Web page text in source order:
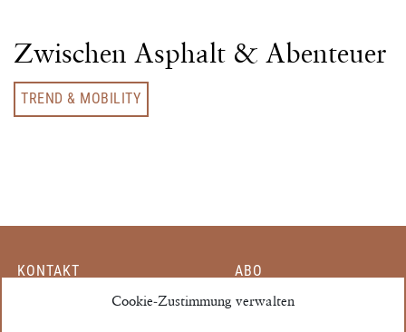
Cookie-Zustimmung verwalten
Zwischen Asphalt & Abenteuer
TREND & MOBILITY
KONTAKT
ABO
EINZELHEFT